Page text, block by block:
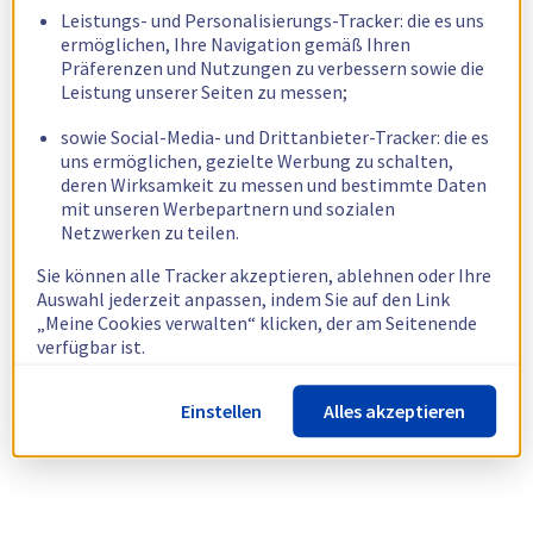
Leistungs- und Personalisierungs-Tracker: die es uns
ermöglichen, Ihre Navigation gemäß Ihren
Präferenzen und Nutzungen zu verbessern sowie die
Leistung unserer Seiten zu messen;
sowie Social-Media- und Drittanbieter-Tracker: die es
uns ermöglichen, gezielte Werbung zu schalten,
deren Wirksamkeit zu messen und bestimmte Daten
mit unseren Werbepartnern und sozialen
Netzwerken zu teilen.
Sie können alle Tracker akzeptieren, ablehnen oder Ihre
Auswahl jederzeit anpassen, indem Sie auf den Link
„Meine Cookies verwalten“ klicken, der am Seitenende
verfügbar ist.
Weitere Informationen finden Sie in unsererRichtlinie
zur Verwendung von Cookies.
Einstellen Alles akzeptieren